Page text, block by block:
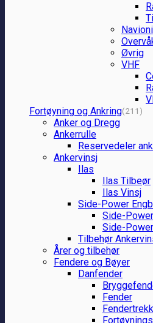
Øvrig
VHF
Fortøyning og Ankring(211)
Anker og Dregg
Ankerrulle
Reservedeler
Ankervinsj
Ilas
Ilas Tilbeør
Ilas Vinsj
Side-Power
Side-
Side-
Tilbehør
Årer og tilbehør
Fendere og Bøyer
Danfender
Fender
Fendertrekk